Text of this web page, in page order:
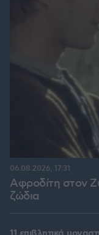
Αφροδίτη στον
ζώδια
06.08.2026, 17:31